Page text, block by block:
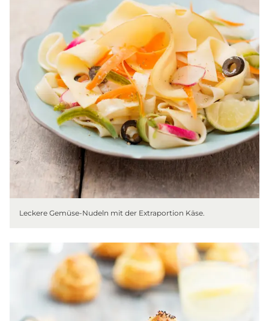
Leckere Gemüse-Nudeln mit der Extraportion Käse.